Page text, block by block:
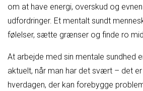
om at have energi, overskud og
udfordringer. Et mentalt sundt
følelser, sætte grænser og finde ro
At arbejde med sin mentale sundhed
aktuelt, når man har det svært – det
hverdagen, der kan forebygge